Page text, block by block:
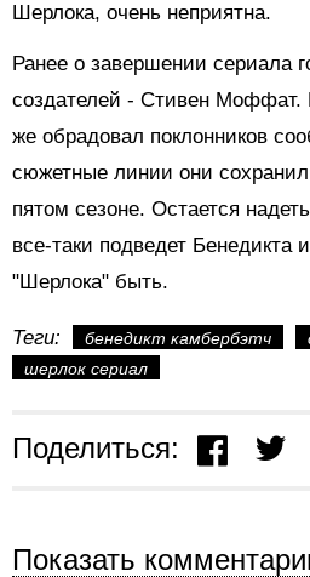
Шерлока, очень неприятна.
Ранее о завершении сериала
создателей - Стивен Моффат.
же обрадовал поклонников
сюжетные линии они
пятом сезоне. Остается
все-таки подведет Бенедикта
"Шерлока" быть.
Теги: бенедикт камбербэтч
шерлок сериал
Поделиться:
Показать